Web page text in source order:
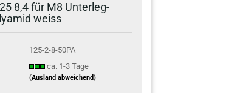
8,4 für M8 Un­ter­leg­
weiss
125-2-8-50PA
ca. 1-3 Tage
(Ausland abweichend)